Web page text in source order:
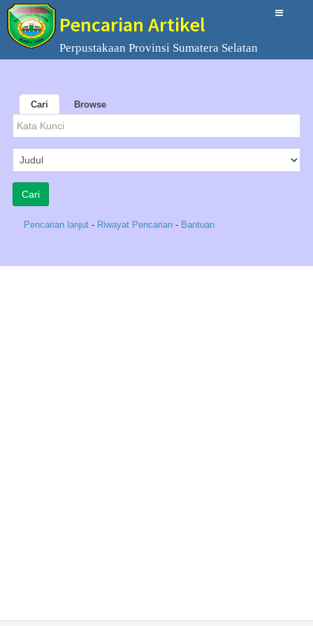
Pencarian Artikel
Perpustakaan Provinsi Sumatera Selatan
Cari Browse
Pencarian lanjut - Riwayat Pencarian - Bantuan